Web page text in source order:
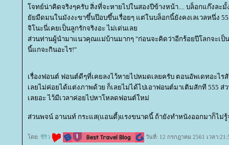
จทย์น่าคิดจริงๆครับ สิ่งที่จะหายไปในสองปีข้างหน้า.... บล็อกแก๊งละมั้
ยมืดมนในมังงะขาขึ้นป๊อบขึ้นเรื่อยๆ แต่ในบล็อกนี้ยังคงเลเวลหนึ่ง
จิโนะนี่เคยเป็นลูกรักจริงอะ ไม่เด่นเล
ส่วนท่านผู้นำมาแนวคุณแม่บ้านมากๆ "ก่อนจะคิดว่าอีกร้อยปีโลกจะเป็
นี้แกจะกินอะไร!"
เรื่องฟอนต์ ฟอนต์ดีๆที่เคยลงไว้หายไปหมดเลยครับ ตอนอัพเดทอะไร
เลยไม่ค่อยได้แต่งภาพด้วย ก็เลยไม่ได้ไปเอาฟอนต์มาเติมสักที 555
เลยอะ ไว้มีเวลาค่อยไปหาโหลดฟอนต์ใหม่
ส่วนพจน์ อานนท์ กระแส(แอนตี้)แรงขนาดนี้ ถ้ายังทำหนังออกมาก็ไม่รู้
ดย: ชีริว วันที่: 12 กรกฎาคม 2561 เวลา